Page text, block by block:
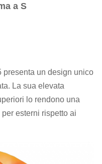
a S
presenta un design unico
La sua elevata
lo rendono una
esterni rispetto ai